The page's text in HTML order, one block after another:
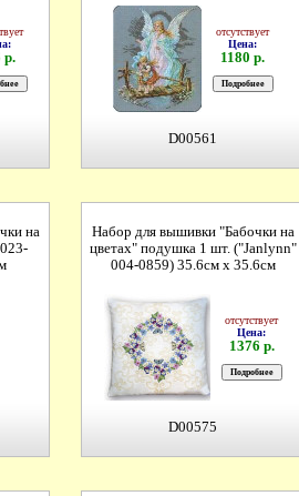
р.
отсутствует
Цена:
1180 р.
D00561
на
Набор для вышивки "Бабочки на
цветах" подушка 1 шт. ("Janlynn"
004-0859) 35.6см х 35.6см
отсутствует
Цена:
1376 р.
D00575